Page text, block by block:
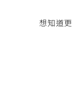
想知道